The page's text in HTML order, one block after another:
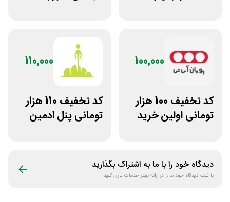
100,000
کد تخفیف 100 هزار
تومانی اولین خرید
110,000
کد تخفیف 110 هزار
تومانی پنل ادمین
دیدگاه خود را با ما به اشتراک بگذارید
با ثبت دیدگاه خود ما را در ارائه بهتر خدمات یاری کنید